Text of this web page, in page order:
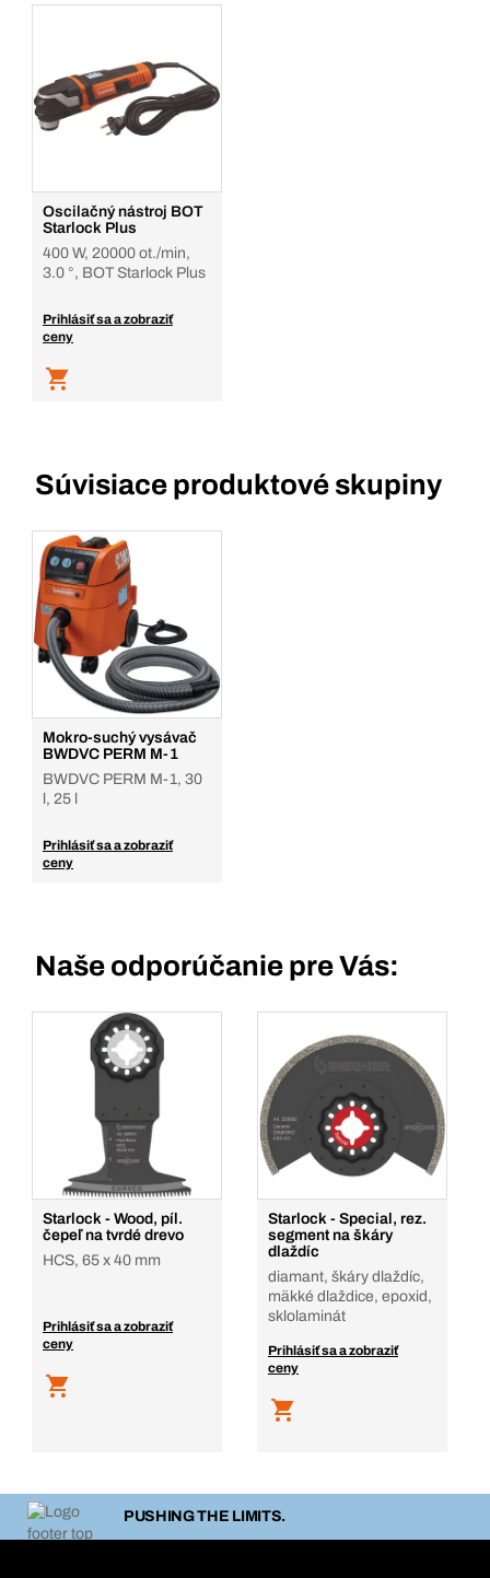
Oscilačný nástroj BOT
Starlock Plus
400 W, 20000 ot./min,
3.0 °, BOT Starlock Plus
Prihlásiť sa a zobraziť
ceny
Súvisiace produktové skupiny
Mokro-suchý vysávač
BWDVC PERM M-1
BWDVC PERM M-1, 30
l, 25 l
Prihlásiť sa a zobraziť
ceny
Naše odporúčanie pre Vás:
Starlock - Wood, píl.
čepeľ na tvrdé drevo
HCS, 65 x 40 mm
Prihlásiť sa a zobraziť
ceny
Starlock - Special, rez.
segment na škáry
dlaždíc
diamant, škáry dlaždíc,
mäkké dlaždice, epoxid,
sklolaminát
Prihlásiť sa a zobraziť
ceny
PUSHING THE LIMITS.